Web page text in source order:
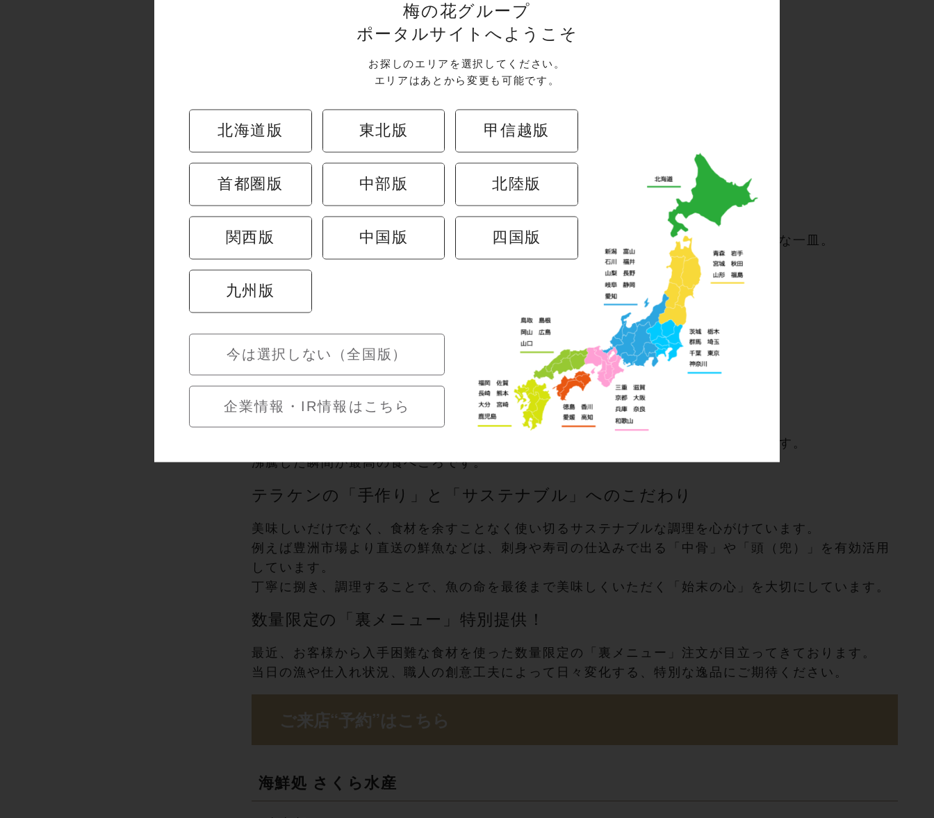
梅の花グループ
ポータルサイトへようこそ
お探しのエリアを選択してください。
エリアはあとから変更も可能です。
北海道版 東北版 甲信越版
首都圏版 中部版 北陸版
関西版 中国版 四国版
九州版
今は選択しない（全国版）
企業情報・IR情報はこちら
地元・札幌で愛される食べ方を再現。
180度の高温でわずか1分、中心部にレア感を残して揚げるのが美味しさの秘訣です。
サクッとした衣の中から溢れ出す、濃厚な貝のジュースをお楽しみください。
「活ほっき貝 チーズグラタン」
699円（税込768円）
クリーミーなホワイトソースとたっぷりのチーズが、ほっき貝の旨みと溶け合う贅沢な一皿。
貝殻を器にした見た目も華やかで、冬にぴったりの心温まるメニューです。
「活ほっき貝 焦がしバター醤油焼き」
699円（税込768円）
卓上のコンロで火にかけ、お客様の目の前で仕上げます。
芳醇なバターの香りと特製醤油の香ばしさが、ほっき貝の甘みを最高潮に引き立てます。
沸騰した瞬間が最高の食べごろです。
テラケンの「手作り」と「サステナブル」へのこだわり
美味しいだけでなく、食材を余すことなく使い切るサステナブルな調理を心がけています。
例えば豊洲市場より直送の鮮魚などは、刺身や寿司の仕込みで出る「中骨」や「頭（兜）」を有効活用
しています。
丁寧に捌き、調理することで、魚の命を最後まで美味しくいただく「始末の心」を大切にしています。
数量限定の「裏メニュー」特別提供！
最近、お客様から入手困難な食材を使った数量限定の「裏メニュー」注文が目立ってきております。
当日の漁や仕入れ状況、職人の創意工夫によって日々変化する、特別な逸品にご期待ください。
ご来店“予約” は こ ち ら
海鮮処 さ く ら 水 産